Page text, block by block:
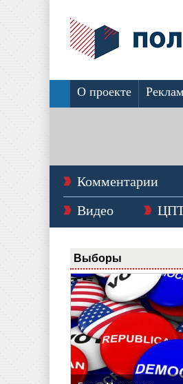
О проекте
Комментарии
Видео
Выборы